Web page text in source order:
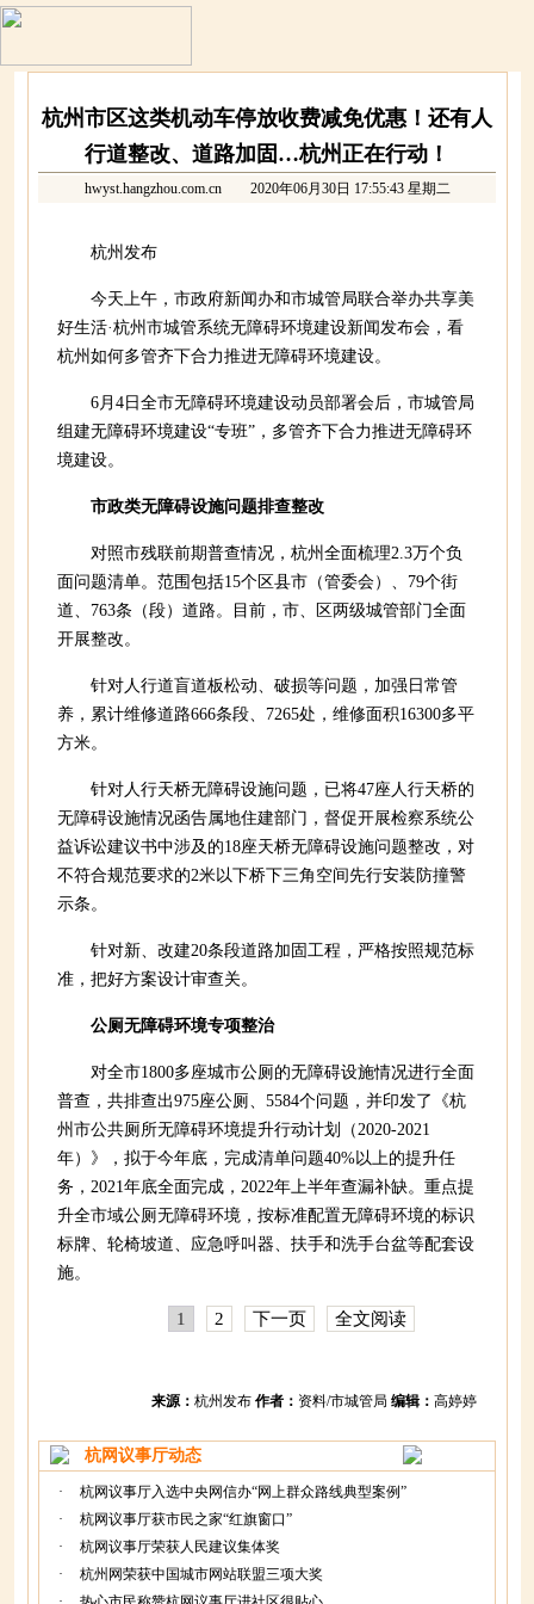
杭州市区这类机动车停放收费减免优惠！还有人
行道整改、道路加固…杭州正在行动！
hwyst.hangzhou.com.cn2020年06月30日 17:55:43 星期二
杭州发布
今天上午，市政府新闻办和市城管局联合举办共享美
好生活·杭州市城管系统无障碍环境建设新闻发布会，看
杭州如何多管齐下合力推进无障碍环境建设。
6月4日全市无障碍环境建设动员部署会后，市城管局
组建无障碍环境建设“专班”，多管齐下合力推进无障碍环
境建设。
市政类无障碍设施问题排查整改
对照市残联前期普查情况，杭州全面梳理2.3万个负
面问题清单。范围包括15个区县市（管委会）、79个街
道、763条（段）道路。目前，市、区两级城管部门全面
开展整改。
针对人行道盲道板松动、破损等问题，加强日常管
养，累计维修道路666条段、7265处，维修面积16300多平
方米。
针对人行天桥无障碍设施问题，已将47座人行天桥的
无障碍设施情况函告属地住建部门，督促开展检察系统公
益诉讼建议书中涉及的18座天桥无障碍设施问题整改，对
不符合规范要求的2米以下桥下三角空间先行安装防撞警
示条。
针对新、改建20条段道路加固工程，严格按照规范标
准，把好方案设计审查关。
公厕无障碍环境专项整治
对全市1800多座城市公厕的无障碍设施情况进行全面
普查，共排查出975座公厕、5584个问题，并印发了《杭
州市公共厕所无障碍环境提升行动计划（2020-2021
年）》，拟于今年底，完成清单问题40%以上的提升任
务，2021年底全面完成，2022年上半年查漏补缺。重点提
升全市域公厕无障碍环境，按标准配置无障碍环境的标识
标牌、轮椅坡道、应急呼叫器、扶手和洗手台盆等配套设
施。
1 2 下一页 全文阅读
来源： 杭州发布 作者： 资料/市城管局 编辑： 高婷婷
杭网议事厅动态
·
杭网议事厅入选中央网信办“网上群众路线典型案例”
·
杭网议事厅获市民之家“红旗窗口”
·
杭网议事厅荣获人民建议集体奖
·
杭州网荣获中国城市网站联盟三项大奖